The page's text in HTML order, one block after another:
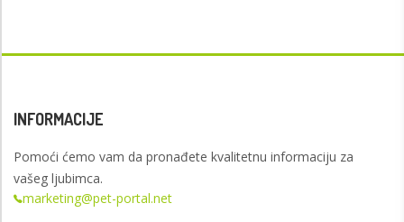
INFORMACIJE
Pomoći ćemo vam da pronađete kvalitetnu informaciju za
vašeg ljubimca.
marketing@pet-portal.net